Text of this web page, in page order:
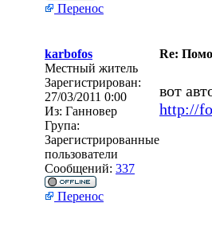
Перенос
karbofos
Re:
Местный житель
Зарегистрирован:
27/03/2011 0:00
Из: Ганновер
Група:
Зарегистрированные
пользователи
Сообщений: 337
вот
http://
Перенос